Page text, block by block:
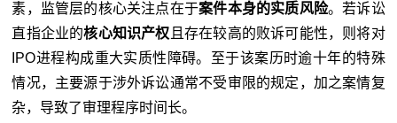
素，监管层的核心关注点在于案件本身的实质风险。若诉讼
直指企业的核心知识产权 且存在较高的败诉可能性，则将对
IPO进程构成重大实质性障碍。至于该案历时逾十年的特殊
情况，主要源于涉外诉讼通常不受审限的规定，加之案情复
杂，导致了审理程序时间长。